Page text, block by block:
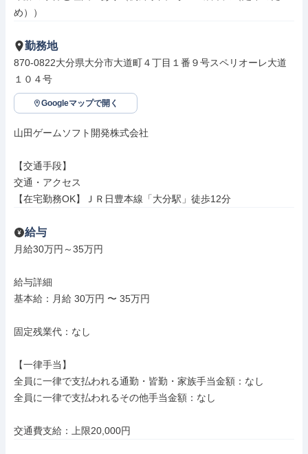
め））
勤務地
870-0822大分県大分市大道町４丁目１番９号スペリオーレ大道
１０４号
Googleマップで開く
山田ゲームソフト開発株式会社
【交通手段】
交通・アクセス
【在宅勤務OK】ＪＲ日豊本線「大分駅」徒歩12分
給与
月給30万円～35万円
給与詳細
基本給：月給 30万円 〜 35万円
固定残業代：なし
【一律手当】
全員に一律で支払われる通勤・皆勤・家族手当金額：なし
全員に一律で支払われるその他手当金額：なし
交通費支給：上限20,000円